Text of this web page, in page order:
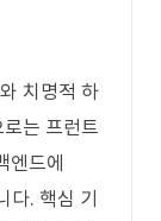
치명적 하
는 프런트
드에
. 핵심 기